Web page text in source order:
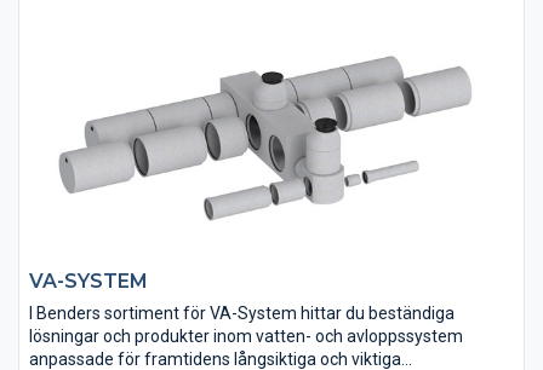
VA-SYSTEM
I Benders sortiment för VA-System hittar du beständiga
lösningar och produkter inom vatten- och avloppssystem
anpassade för framtidens långsiktiga och viktiga